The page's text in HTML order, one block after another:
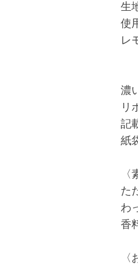
生
使
レ
濃
リ
記
紙
た
わ
香